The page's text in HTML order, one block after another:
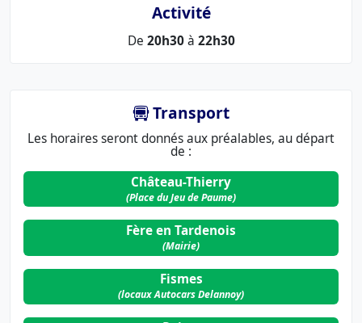
Activité
De 20h30à 22h30
Transport
Les horaires seront donnés aux préalables, au départ
de :
Château-Thierry
(Place du Jeu de Paume)
Fère en Tardenois
(Mairie)
Fismes
(locaux Autocars Delannoy)